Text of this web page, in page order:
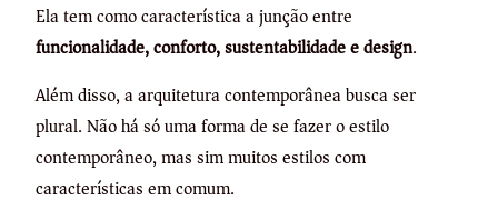
Ela tem como característica a junção entre
funcionalidade, conforto, sustentabilidade e design.
Além disso, a arquitetura contemporânea busca ser
plural. Não há só uma forma de se fazer o estilo
contemporâneo, mas sim muitos estilos com
características em comum.